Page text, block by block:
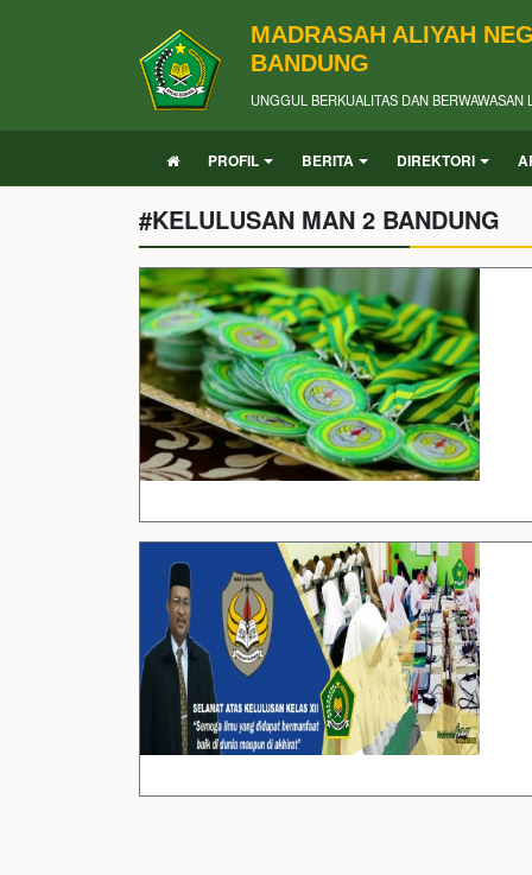
MADRASAH ALIYAH
BANDUNG
UNGGUL BERKUALITAS DAN BERWAWASAN
PROFIL BERITA DIREKTORI
#KELULUSAN MAN 2 BANDUNG